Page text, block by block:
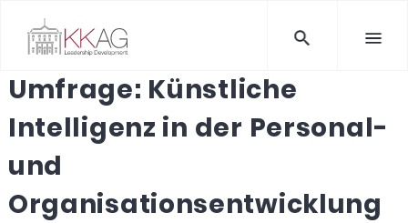
Umfrage: Künstliche
Intelligenz in der Personal-
und
Organisationsentwicklung